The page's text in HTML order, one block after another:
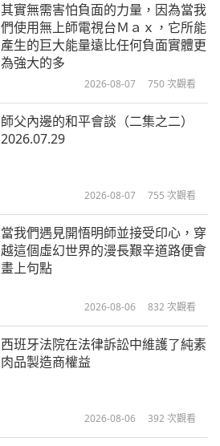
信仰神聖：美國原住民族詩歌與吟唱
（二集之一）
須菩提尊者（純素者）選集經文（二
失落的大陸亞特蘭提斯：摘自神智學
的神聖教義《神祕教義》第二冊（二
普羅提諾（素食者）著作《六部九章
其實無需害怕負面的力量，因為當我
們使用無上師電視台Ｍａｘ，它所能
產生的巨大能量遠比任何負面實體更
為強大的多
2026-08-07 750次觀看
師父內邊的和平會談（二集之二）
2026.07.29
2026-08-07 755 次觀看
當我們遇見開悟明師並接受印心，穿
越這個虛幻世界的漫長艱辛道路便會
畫上句點
2026-08-06 832 次觀看
西班牙法院在法律訴訟中維護了純素
肉品製造商權益
2026-08-06 392 次觀看